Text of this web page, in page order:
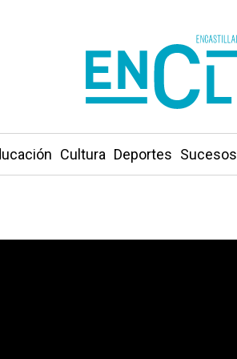
Cultura Deportes Sucesos